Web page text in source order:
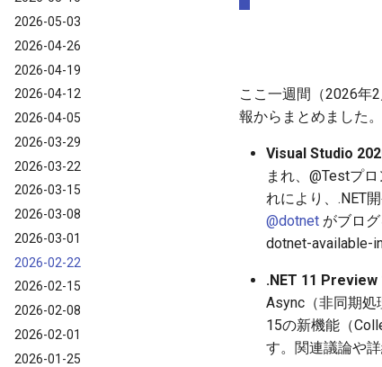
2026-05-03
2026-04-26
2026-04-19
2026-04-12
2026-04-05
2026-03-29
2026-03-22
2026-03-15
2026-03-08
2026-03-01
2026-02-22
2026-02-15
2026-02-08
2026-02-01
2026-01-25
ここ一週間（2026年
報からまとめました
Visual Studio
まれ、@Testプ
れにより、.NET
@dotnet がブロ
dotnet-available-
.NET 11 Preview
Async（非同期処
15の新機能（
す。関連議論や